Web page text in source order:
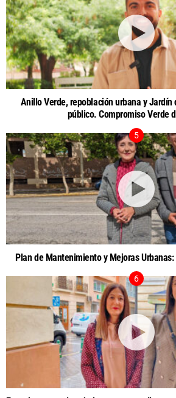
Anillo Verde, repoblación urbana y
público. Compromiso Verde
Plan de Mantenimiento y Mejoras